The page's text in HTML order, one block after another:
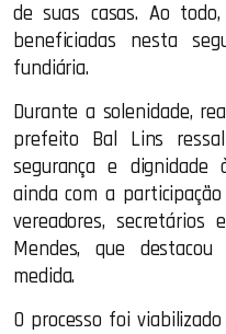
de suas casas. Ao
beneficiadas nesta
fundiária.
Durante a solenidade,
prefeito Bal Lins
segurança e
ainda com a
vereadores, secretários
Mendes, que
medida.
O processo foi